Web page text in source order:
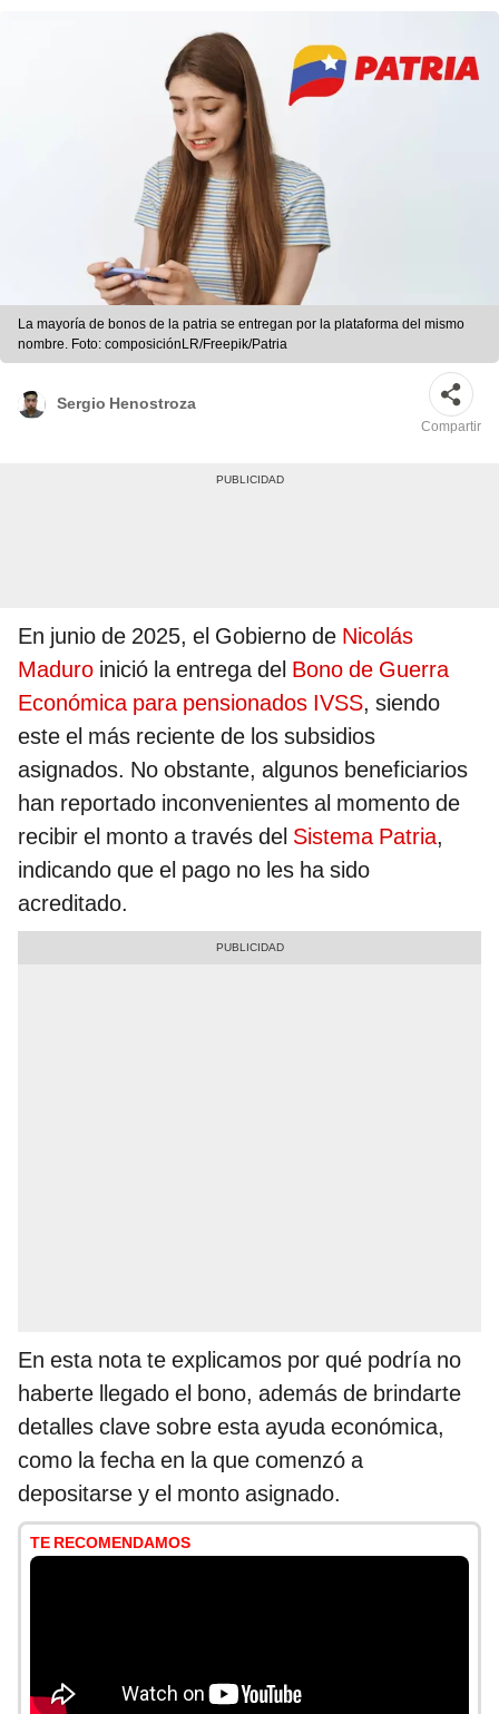
La mayoría de bonos de la patria se entregan por la plataforma del mismo
nombre. Foto: composiciónLR/Freepik/Patria
Sergio Henostroza
Compartir
En junio de 2025, el Gobierno de Nicolás
Maduro inició la entrega del Bono de Guerra
Económica para pensionados IVSS, siendo
este el más reciente de los subsidios
asignados. No obstante, algunos beneficiarios
han reportado inconvenientes al momento de
recibir el monto a través del Sistema Patria,
indicando que el pago no les ha sido
acreditado.
En esta nota te explicamos por qué podría no
haberte llegado el bono, además de brindarte
detalles clave sobre esta ayuda económica,
como la fecha en la que comenzó a
depositarse y el monto asignado.
TE RECOMENDAMOS